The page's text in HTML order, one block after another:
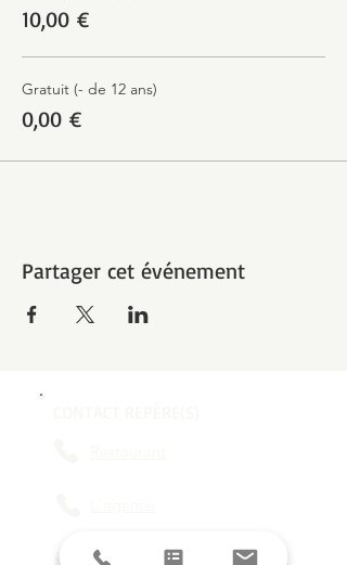
10,00 €
Gratuit (- de 12 ans)
0,00 €
Partager cet événement
contact@reperes-lyon.fr